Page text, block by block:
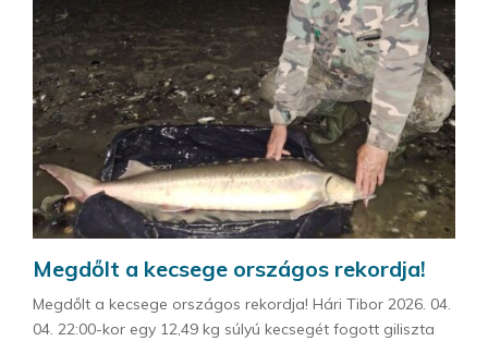
Megdőlt a kecsege országos rekordja!
Megdőlt a kecsege országos rekordja! Hári Tibor 2026. 04.
04. 22:00-kor egy 12,49 kg súlyú kecsegét fogott giliszta